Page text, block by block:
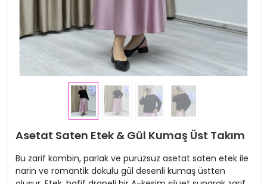
Asetat Saten Etek & Gül Kumaş Üst Takım
Bu zarif kombin, parlak ve pürüzsüz asetat saten etek ile
narin ve romantik dokulu gül desenli kumaş üstten